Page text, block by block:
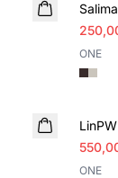
ONE
ONE